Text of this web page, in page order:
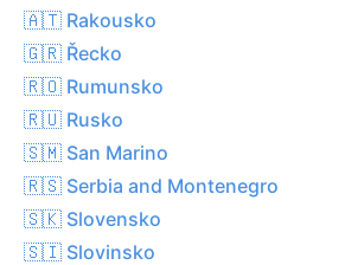
🇦🇹 Rakousko
🇬🇷 Řecko
🇷🇴 Rumunsko
🇷🇺 Rusko
🇸🇲 San Marino
🇷🇸 Serbia and Montenegro
🇸🇰 Slovensko
🇸🇮 Slovinsko